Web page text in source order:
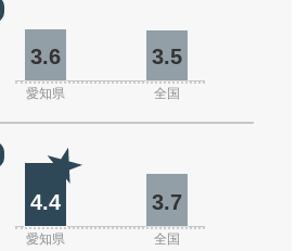
3.6 3.5
愛知県 全国
4.4 3.7
愛知県 全国